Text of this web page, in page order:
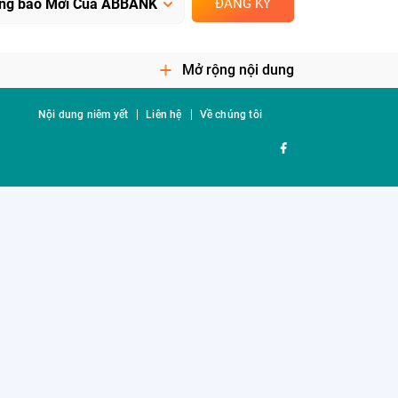
ĐĂNG KÝ
Mở rộng nội dung
Nội dung niêm yết Liên hệ Về chúng tôi